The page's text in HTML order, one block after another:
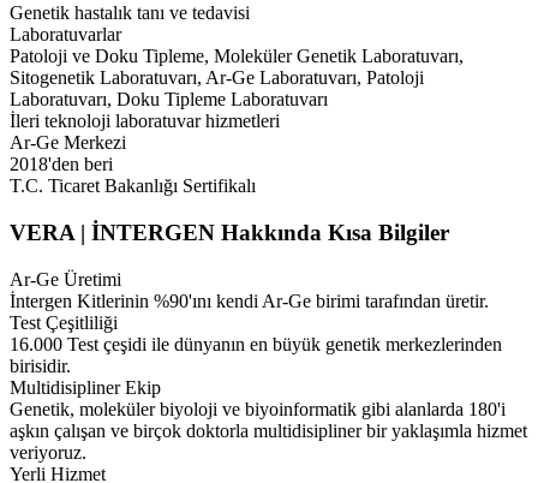
Genetik hastalık tanı ve tedavisi
Laboratuvarlar
Patoloji ve Doku Tipleme, Moleküler Genetik Laboratuvarı,
Sitogenetik Laboratuvarı, Ar-Ge Laboratuvarı, Patoloji
Laboratuvarı, Doku Tipleme Laboratuvarı
İleri teknoloji laboratuvar hizmetleri
Ar-Ge Merkezi
2018'den beri
T.C. Ticaret Bakanlığı Sertifikalı
VERA | İNTERGEN Hakkında Kısa Bilgiler
Ar-Ge Üretimi
İntergen Kitlerinin %90'ını kendi Ar-Ge birimi tarafından üretir.
Test Çeşitliliği
16.000 Test çeşidi ile dünyanın en büyük genetik merkezlerinden
birisidir.
Multidisipliner Ekip
Genetik, moleküler biyoloji ve biyoinformatik gibi alanlarda 180'i
aşkın çalışan ve birçok doktorla multidisipliner bir yaklaşımla hizmet
veriyoruz.
Yerli Hizmet